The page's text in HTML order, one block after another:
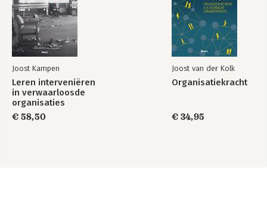
Joost Kampen
Leren interveniëren
in verwaarloosde
organisaties
€ 58,50
Joost van der Kolk
Organisatiekracht
€ 34,95